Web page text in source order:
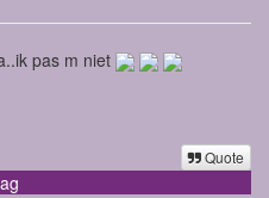
pas m niet
Quote